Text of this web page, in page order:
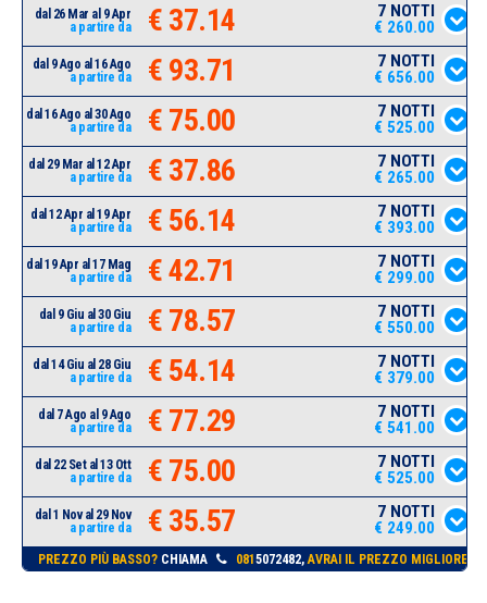
dal 26 Mar al 9 Apr
a partire da
€ 37.14
7 NOTTI
€ 260.00
dal 9 Ago al 16 Ago
a partire da
€ 93.71
7 NOTTI
€ 656.00
dal 16 Ago al 30 Ago
a partire da
€ 75.00
7 NOTTI
€ 525.00
dal 29 Mar al 12 Apr
a partire da
€ 37.86
7 NOTTI
€ 265.00
dal 12 Apr al 19 Apr
a partire da
€ 56.14
7 NOTTI
€ 393.00
dal 19 Apr al 17 Mag
a partire da
€ 42.71
7 NOTTI
€ 299.00
dal 9 Giu al 30 Giu
a partire da
€ 78.57
7 NOTTI
€ 550.00
dal 14 Giu al 28 Giu
a partire da
€ 54.14
7 NOTTI
€ 379.00
dal 7 Ago al 9 Ago
a partire da
€ 77.29
7 NOTTI
€ 541.00
dal 22 Set al 13 Ott
a partire da
€ 75.00
7 NOTTI
€ 525.00
dal 1 Nov al 29 Nov
a partire da
€ 35.57
7 NOTTI
€ 249.00
PREZZO PIÙ BASSO?CHIAMA 081 5072482,AVRAI IL PREZZO MIGLIORE!